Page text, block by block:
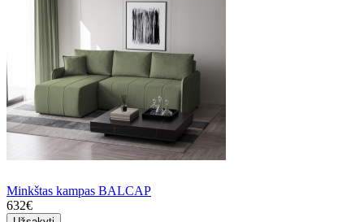
Minkštas kampas BALCAP
632€